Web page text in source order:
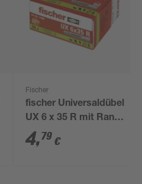
Fischer
fischer Universaldübel
UX 6 x 35 R mit Rand
50 Stück
4,79 €